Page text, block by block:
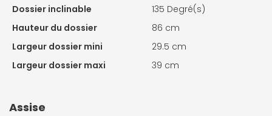
Dossier inclinable
135 Degré(s)
Hauteur du dossier
86 cm
Largeur dossier mini
29.5 cm
Largeur dossier maxi
39 cm
Assise